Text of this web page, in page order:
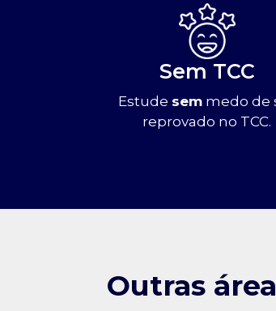
Sem TCC
Estude sem medo de
reprovado no TCC.
Outras